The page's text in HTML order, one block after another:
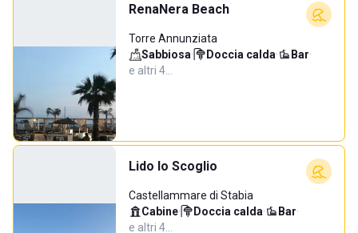
RenaNera Beach
Torre Annunziata
Sabbiosa· Doccia calda· Bar·
e altri 4…
Lido lo Scoglio
Castellammare di Stabia
Cabine· Doccia calda· Bar·
e altri 4…